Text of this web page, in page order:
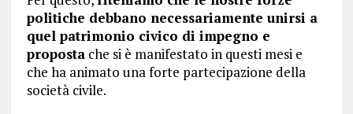
politiche debbano necessariamente unirsi a
quel patrimonio civico di impegno e
propostache si è manifestato in questi mesi e
che ha animato una forte partecipazione della
società civile.